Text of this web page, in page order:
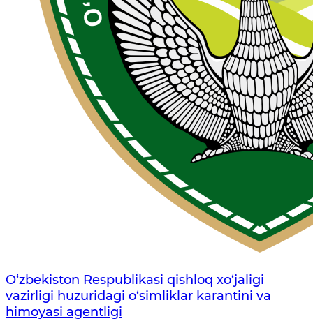
O‘zbekiston Respublikasi qishloq xo‘jaligi
vazirligi huzuridagi o‘simliklar karantini va
himoyasi agentligi